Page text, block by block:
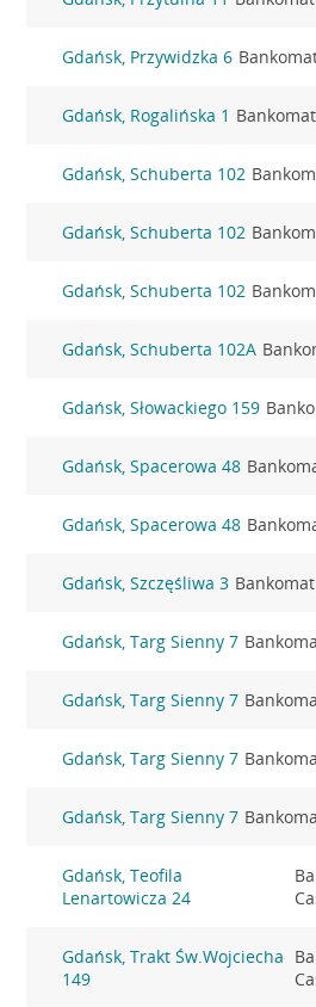
Gdańsk, Przywidzka 6
Gdańsk, Rogalińska 1
Gdańsk, Schuberta 102
Gdańsk, Schuberta 102
Gdańsk, Schuberta 102
Gdańsk, Schuberta 102A
Gdańsk, Słowackiego 159
Gdańsk, Spacerowa 48
Gdańsk, Spacerowa 48
Gdańsk, Szczęśliwa 3
Gdańsk, Targ Sienny 7
Gdańsk, Targ Sienny 7
Gdańsk, Targ Sienny 7
Gdańsk, Targ Sienny 7
Gdańsk, Teofila
Lenartowicza 24
Gdańsk, Trakt Św.Wojciecha
149